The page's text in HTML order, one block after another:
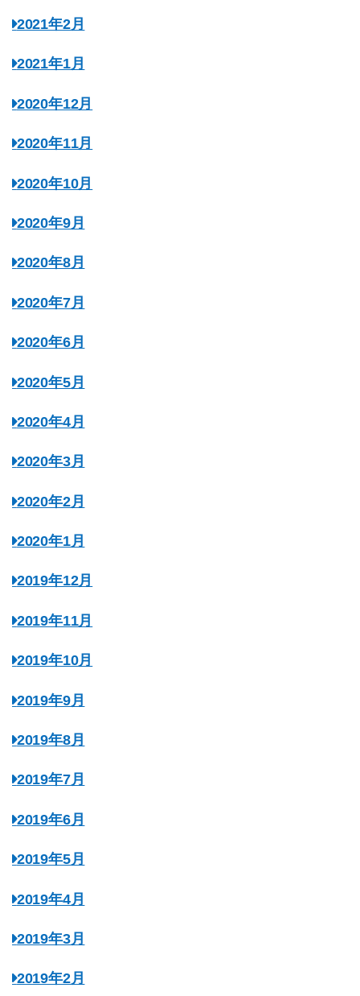
2021年2月
2021年1月
2020年12月
2020年11月
2020年10月
2020年9月
2020年8月
2020年7月
2020年6月
2020年5月
2020年4月
2020年3月
2020年2月
2020年1月
2019年12月
2019年11月
2019年10月
2019年9月
2019年8月
2019年7月
2019年6月
2019年5月
2019年4月
2019年3月
2019年2月